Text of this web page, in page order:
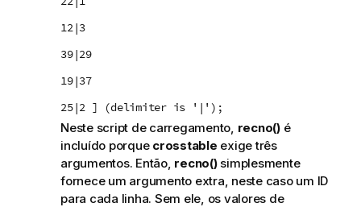
12|3
39|29
19|37
25|2 ] (delimiter is '|');
Neste script de carregamento, recno()é
incluído porque crosstable exige três
argumentos. Então, recno()simplesmente
fornece um argumento extra, neste caso um ID
para cada linha. Sem ele, os valores de